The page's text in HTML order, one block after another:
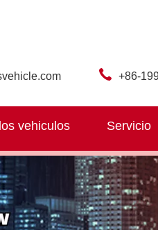
+86-
vehiculos Servicio